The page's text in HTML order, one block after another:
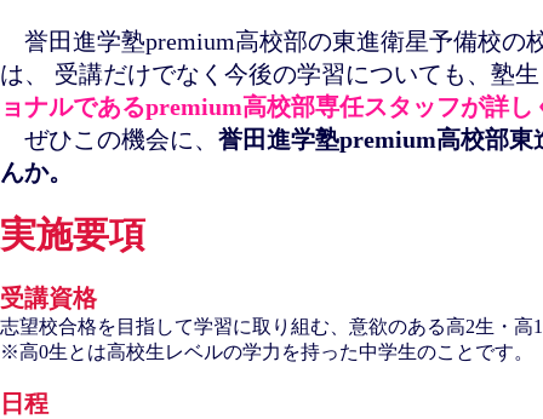
誉田進学塾premium高校部の東進衛星予備校の
は、 受講だけでなく今後の学習についても、塾
ョナルであるpremium高校部専任スタッフが詳し
ぜひこの機会に、 誉田進学塾premium高校部
んか。
実施要項
受講資格
志望校合格を目指して学習に取り組む、意欲のある高2生・
※高0生とは高校生レベルの学力を持った中学生のことです。
日程